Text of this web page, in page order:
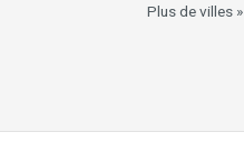
Plus de villes »